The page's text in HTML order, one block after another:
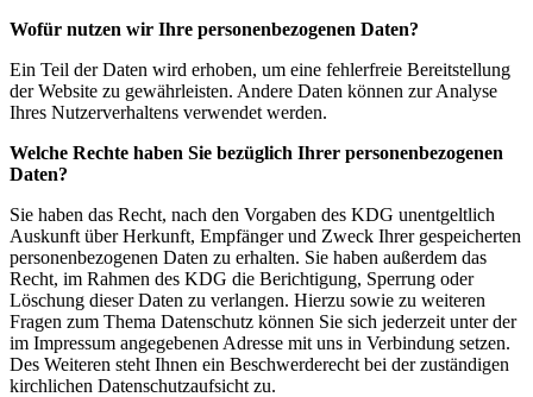
Wofür nutzen wir Ihre personenbezogenen Daten?
Ein Teil der Daten wird erhoben, um eine fehlerfreie Bereitstellung
der Website zu gewährleisten. Andere Daten können zur Analyse
Ihres Nutzerverhaltens verwendet werden.
Welche Rechte haben Sie bezüglich Ihrer personenbezogenen
Daten?
Sie haben das Recht, nach den Vorgaben des KDG unentgeltlich
Auskunft über Herkunft, Empfänger und Zweck Ihrer gespeicherten
personenbezogenen Daten zu erhalten. Sie haben außerdem das
Recht, im Rahmen des KDG die Berichtigung, Sperrung oder
Löschung dieser Daten zu verlangen. Hierzu sowie zu weiteren
Fragen zum Thema Datenschutz können Sie sich jederzeit unter der
im Impressum angegebenen Adresse mit uns in Verbindung setzen.
Des Weiteren steht Ihnen ein Beschwerderecht bei der zuständigen
kirchlichen Datenschutzaufsicht zu.